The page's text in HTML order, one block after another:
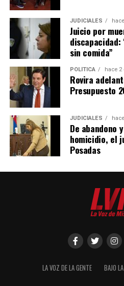
JUDICIALES
Juicio por
discapacidad:
sin comida”
POLÍTICA hace 2
Rovira
Presupuesto
JUDICIALES
De abandono
homicidio, el
Posadas
LA VOZ DE LA GENTE BAJO